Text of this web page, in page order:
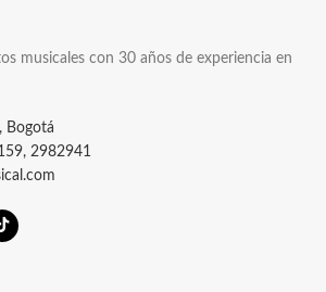
musicales con 30 años de experiencia en
Bogotá
2982941